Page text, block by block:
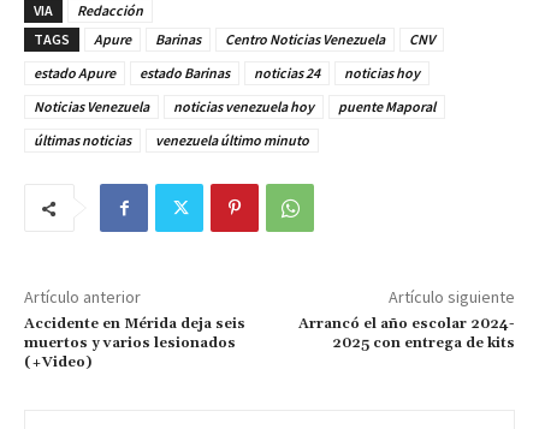
VIA
Redacción
TAGS
Apure Barinas Centro Noticias Venezuela
CNV
estado Apure
estado Barinas noticias 24
noticias hoy
Noticias Venezuela
noticias venezuela hoy
puente Maporal
últimas noticias
venezuela último minuto
Artículo anterior
Accidente en Mérida deja seis
muertos y varios lesionados
(+Video)
Artículo siguiente
Arrancó el año escolar 2024-
2025 con entrega de kits